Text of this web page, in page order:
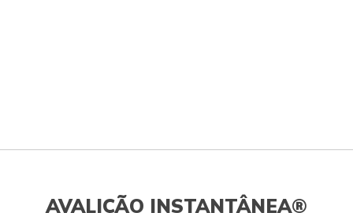
AVALIÇÃO INSTANTÂNEA®